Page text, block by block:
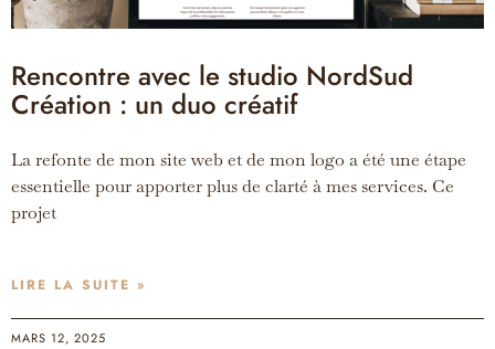
Rencontre avec le studio NordSud
Création : un duo créatif
La refonte de mon site web et de mon logo a été une étape
essentielle pour apporter plus de clarté à mes services. Ce
projet
LIRE LA SUITE »
MARS 12, 2025